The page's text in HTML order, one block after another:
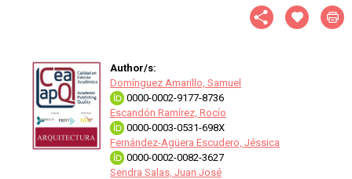
Author/s:
Domínguez Amarillo, Samuel
0000-0002-9177-8736
Escandón Ramírez, Rocío
0000-0003-0531-698X
Fernández-Agüera Escudero, Jéssica
0000-0002-0082-3627
Sendra Salas, Juan José